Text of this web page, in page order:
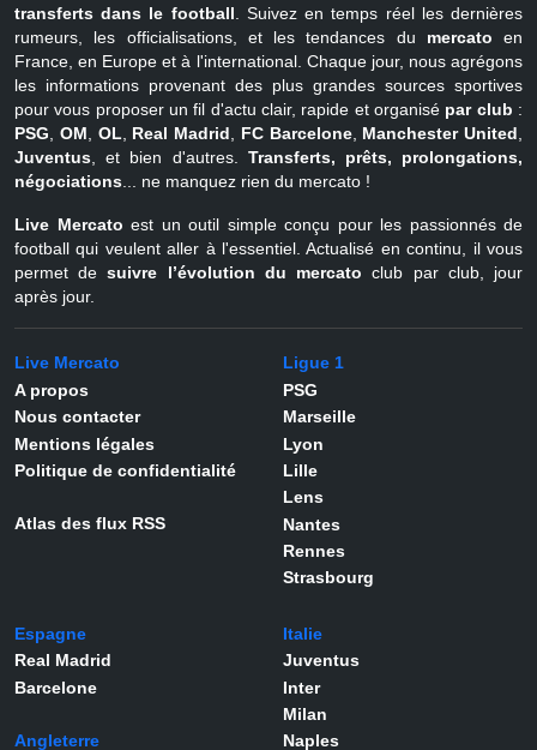
transferts dans le football . Suivez en temps réel les dernières
rumeurs, les officialisations, et les tendances du mercato en
France, en Europe et à l'international. Chaque jour, nous agrégons
les informations provenant des plus grandes sources sportives
pour vous proposer un fil d'actu clair, rapide et organisé par club :
PSG
OM OL Real Madrid FC Barcelone, Manchester United
Juventus , et bien d'autres. Transferts, prêts, prolongations,
négociations ... ne manquez rien du mercato !
Live Mercato est un outil simple conçu pour les passionnés de
football qui veulent aller à l'essentiel. Actualisé en continu, il vous
permet desuivre l’évolution du mercato club par club, jour
après jour.
Live Mercato
A propos
Nous contacter
Mentions légales
Politique de confidentialité
Atlas des flux RSS
Ligue 1
PSG
Marseille
Lyon
Lille
Lens
Nantes
Rennes
Strasbourg
Espagne
Real Madrid
Barcelone
Angleterre
Italie
Juventus
Inter
Milan
Naples